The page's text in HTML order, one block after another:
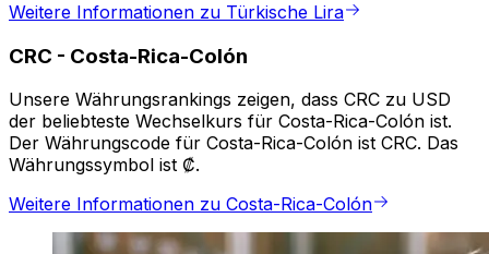
Weitere Informationen zu Türkische Lira
CRC - Costa-Rica-Colón
Unsere Währungsrankings zeigen, dass CRC zu USD
der beliebteste Wechselkurs für Costa-Rica-Colón ist.
Der Währungscode für Costa-Rica-Colón ist CRC. Das
Währungssymbol ist ₡.
Weitere Informationen zu Costa-Rica-Colón